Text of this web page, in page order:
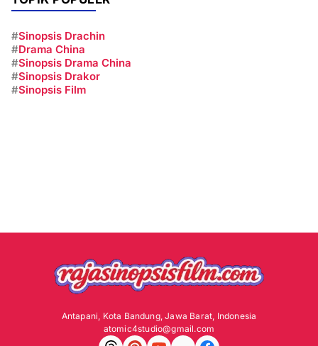
#Sinopsis Drachin
#Drama China
#Sinopsis Drama China
#Sinopsis Drakor
#Sinopsis Film
Antapani, Kota Bandung, Jawa Barat, Indonesia
atomic4studio@gmail.com